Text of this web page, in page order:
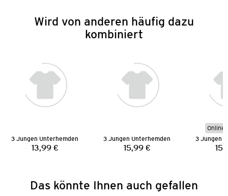
Wird von anderen häufig dazu
kombiniert
3 Jungen Unterhemden
Preis:
13,99 €
3 Jungen Unterhemden
Preis:
15,99 €
Online
3 Jungen
Das könnte Ihnen auch gefallen